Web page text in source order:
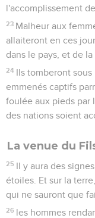
l'accomplissement
23 Malheur aux
allaiteront en ces
dans le pays, et de
24 Ils tomberont
emmenés captifs
foulée aux pieds par
des nations soient
La venue du
25 Il y aura des
étoiles. Et sur la
qui ne sauront que
26 les hommes